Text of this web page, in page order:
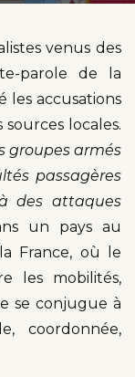
venus des
parole de la
les accusations
locales.
groupes armés
passagères
des attaques
un pays au
France, où le
les mobilités,
se conjugue à
coordonnée,